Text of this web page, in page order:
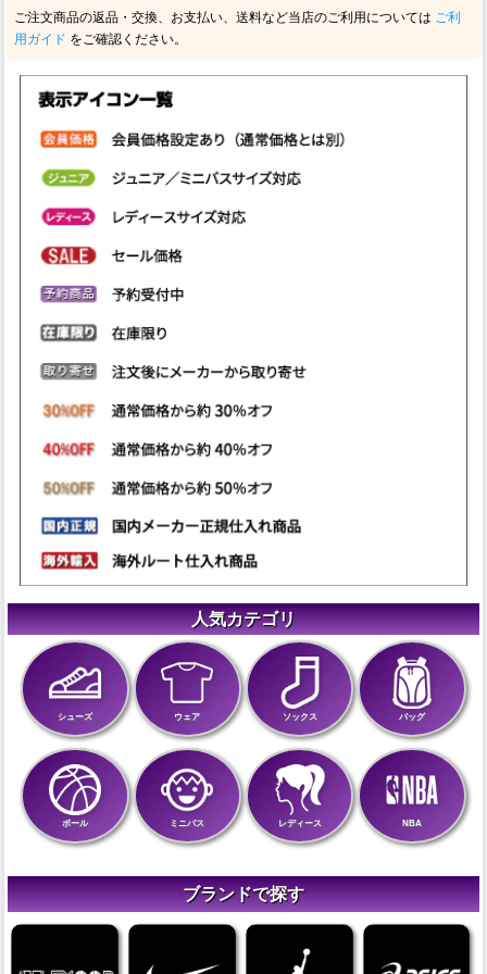
ご注文商品の返品・交換、お支払い、送料など当店のご利用については ご利
用ガイド をご確認ください。
人気カテゴリ
シューズ ウェア ソックス バッグ
ボール ミニバス レディース NBA
ブランドで探す